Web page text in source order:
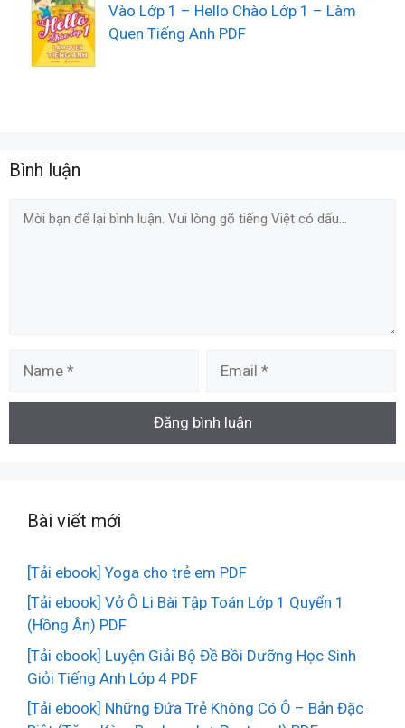
Vào Lớp 1 – Hello Chào Lớp 1 – Làm
Quen Tiếng Anh PDF
Bình luận
Comment
Bài viết mới
[Tải ebook] Yoga cho trẻ em PDF
[Tải ebook] Vở Ô Li Bài Tập Toán Lớp 1 Quyển 1
(Hồng Ân) PDF
[Tải ebook] Luyện Giải Bộ Đề Bồi Dưỡng Học Sinh
Giỏi Tiếng Anh Lớp 4 PDF
[Tải ebook] Những Đứa Trẻ Không Có Ô – Bản Đặc